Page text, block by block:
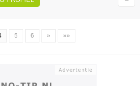
5 6 » »»